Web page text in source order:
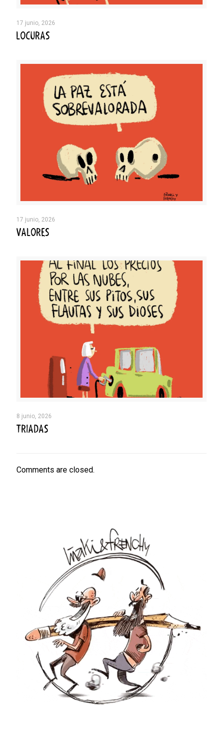
17 junio, 2026
LOCURAS
17 junio, 2026
VALORES
8 junio, 2026
TRIADAS
Comments are closed.